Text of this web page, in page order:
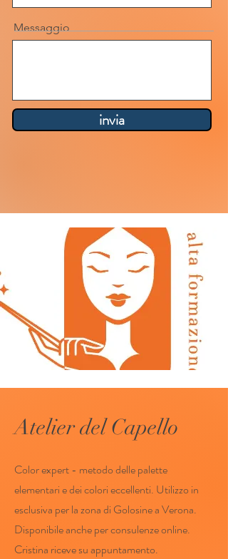
Messaggio
invia
Atelier del Capello
Color expert - metodo delle palette
elementari e dei colori eccellenti. Utilizzo in
esclusiva per la zona di Golosine a Verona.
Disponibile anche per consulenze online.
Cristina riceve su appuntamento.